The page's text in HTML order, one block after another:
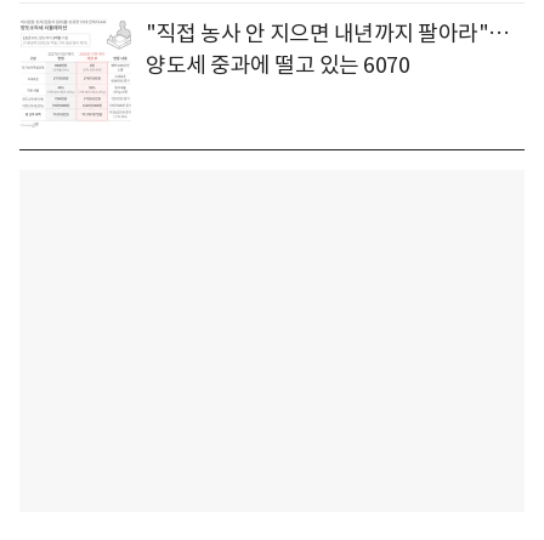
"직접 농사 안 지으면 내년까지 팔아라"…
양도세 중과에 떨고 있는 6070